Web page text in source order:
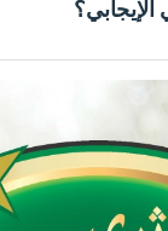
الإيجابي؟